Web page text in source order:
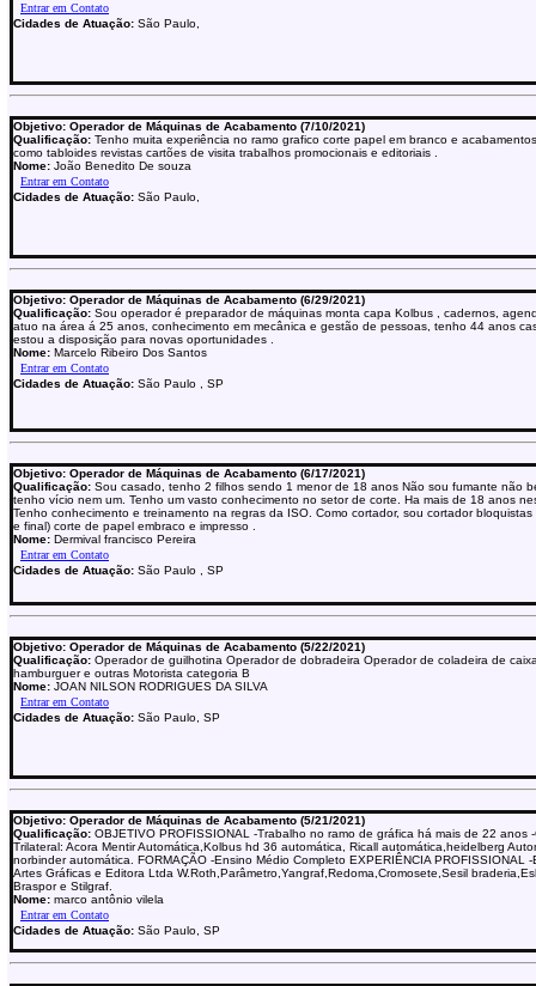
Cidades de Atuação: São Paulo,
Objetivo: Operador de Máquinas de Acabamento (7/10/2021)
Qualificação: Tenho muita experiência no ramo grafico corte papel em branco e
como tabloides revistas cartões de visita trabalhos promocionais e editoriais .
Nome: João Benedito De souza
Cidades de Atuação: São Paulo,
Objetivo: Operador de Máquinas de Acabamento (6/29/2021)
Qualificação: Sou operador é preparador de máquinas monta capa Kolbus , cadernos,
atuo na área á 25 anos, conhecimento em mecânica e gestão de pessoas, tenho 44 anos
estou a disposição para novas oportunidades .
Nome: Marcelo Ribeiro Dos Santos
Cidades de Atuação: São Paulo , SP
Objetivo: Operador de Máquinas de Acabamento (6/17/2021)
Qualificação: Sou casado, tenho 2 filhos sendo 1 menor de 18 anos Não sou fumante não
tenho vício nem um. Tenho um vasto conhecimento no setor de corte. Ha mais de 18 anos
Tenho conhecimento e treinamento na regras da ISO. Como cortador, sou cortador bloquistas
e final) corte de papel embraco e impresso .
Nome: Dermival francisco Pereira
Cidades de Atuação: São Paulo , SP
Objetivo: Operador de Máquinas de Acabamento (5/22/2021)
Qualificação: Operador de guilhotina Operador de dobradeira Operador de coladeira de
hamburguer e outras Motorista categoria B
Nome: JOAN NILSON RODRIGUES DA SILVA
Cidades de Atuação: São Paulo, SP
Objetivo: Operador de Máquinas de Acabamento (5/21/2021)
Qualificação: OBJETIVO PROFISSIONAL -Trabalho no ramo de gráfica há mais de 22 anos
Trilateral: Acora Mentir Automática,Kolbus hd 36 automática, Ricall automática,heidelberg
norbinder automática. FORMAÇÃO -Ensino Médio Completo EXPERIÊNCIA PROFISSIONAL -
Artes Gráficas e Editora Ltda W.Roth,Parâmetro,Yangraf,Redoma,Cromosete,Sesil
Braspor e Stilgraf.
Nome: marco antônio vilela
Cidades de Atuação: São Paulo, SP